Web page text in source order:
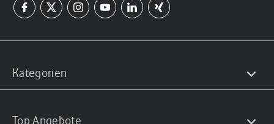
Kategorien
Top Angebote